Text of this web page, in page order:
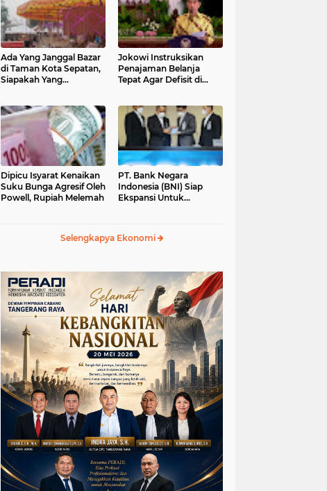
Ada Yang Janggal Bazar
di Taman Kota Sepatan,
Siapakah Yang
Jokowi Instruksikan
Penajaman Belanja
Tepat Agar Defisit di
Dipicu Isyarat Kenaikan
Suku Bunga Agresif Oleh
Powell, Rupiah Melemah
PT. Bank Negara
Indonesia (BNI) Siap
Ekspansi Untuk
Selengkapya Ekonomi